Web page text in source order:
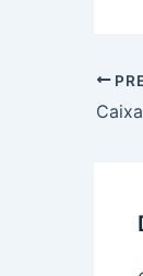
Post